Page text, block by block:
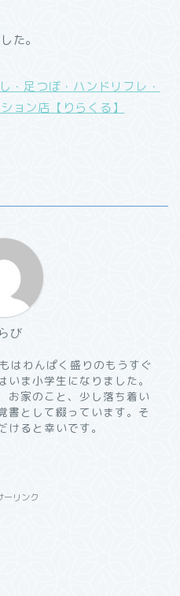
た。
・足つぼ・ハンドリフレ・
ョン店【りらくる】
び
はわんぱく盛りのもうすぐ
いま小学生になりました。
お家のこと、少し落ち着い
書として綴っています。そ
ると幸いです。
ーリンク